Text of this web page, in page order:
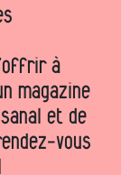
à
magazine
et de
vous